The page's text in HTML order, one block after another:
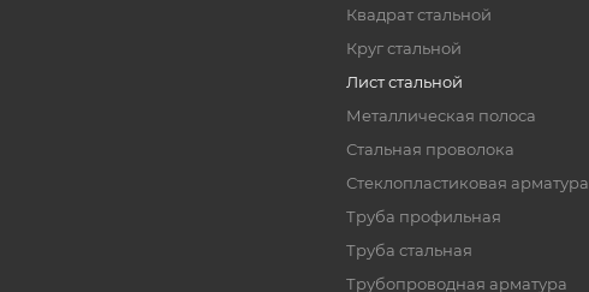
Квадрат стальной
Круг стальной
Лист стальной
Металлическая полоса
Стальная проволока
Стеклопластиковая арматура
Труба профильная
Труба стальная
Трубопроводная арматура